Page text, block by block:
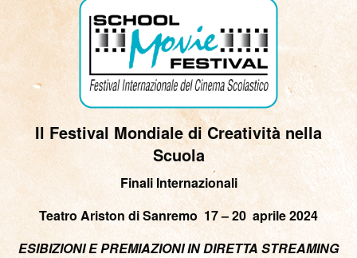
Il Festival Mondiale di Creatività nella
Scuola
Finali Internazionali
Teatro Ariston di Sanremo 17 – 20 aprile 2024
ESIBIZIONI E PREMIAZIONI IN DIRETTA STREAMING